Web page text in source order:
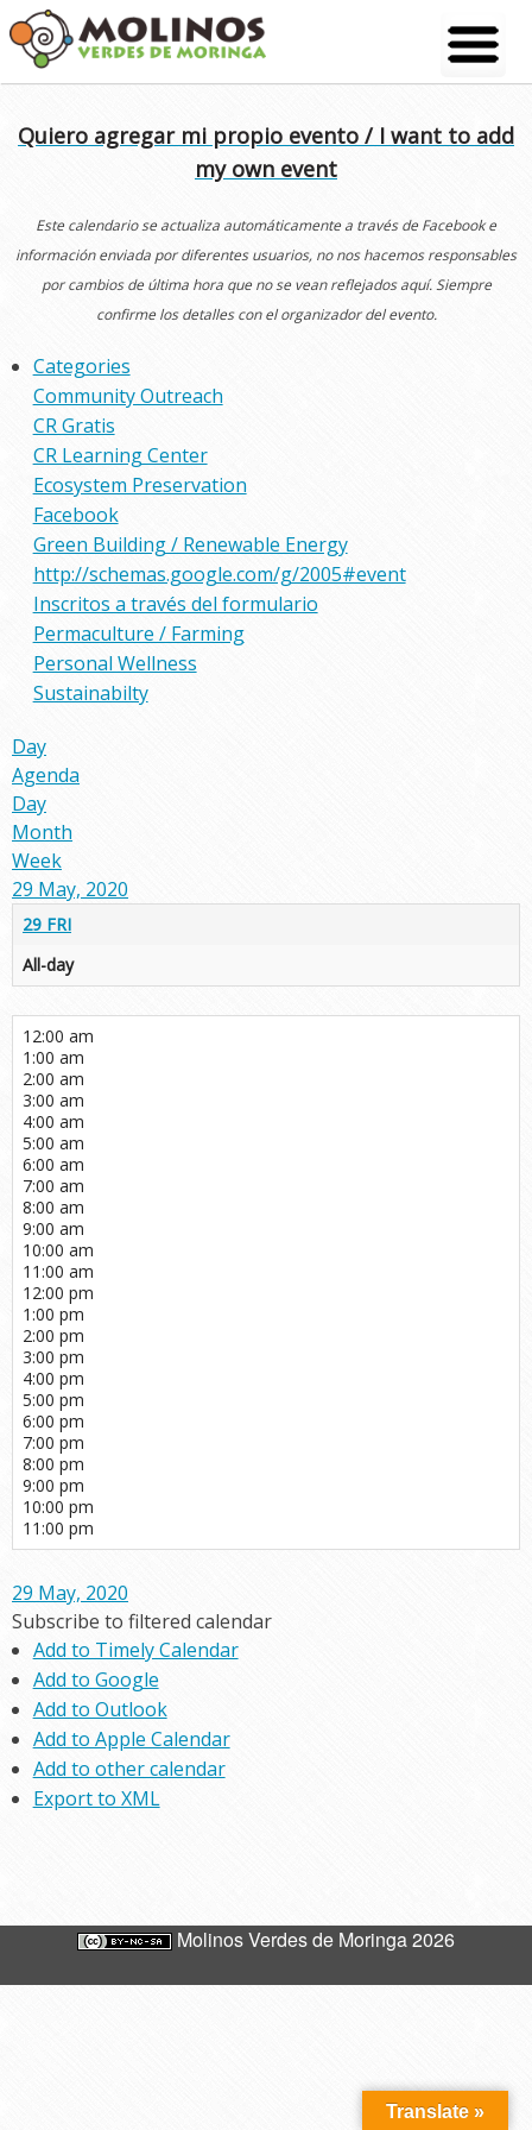
Skip
to
content
Quiero agregar mi propio evento / I want to add
my own event
Este calendario se actualiza automáticamente a través de Facebook e
información enviada por diferentes usuarios, no nos hacemos responsables
por cambios de última hora que no se vean reflejados aquí. Siempre
confirme los detalles con el organizador del evento.
Categories
Community Outreach
CR Gratis
CR Learning Center
Ecosystem Preservation
Facebook
Green Building / Renewable Energy
http://schemas.google.com/g/2005#event
Inscritos a través del formulario
Permaculture / Farming
Personal Wellness
Sustainabilty
Day
Agenda
Day
Month
Week
29 May, 2020
29 FRI
All-day
12:00 am
1:00 am
2:00 am
3:00 am
4:00 am
5:00 am
6:00 am
7:00 am
8:00 am
9:00 am
10:00 am
11:00 am
12:00 pm
1:00 pm
2:00 pm
3:00 pm
4:00 pm
5:00 pm
6:00 pm
7:00 pm
8:00 pm
9:00 pm
10:00 pm
11:00 pm
29 May, 2020
Subscribe to filtered calendar
Add to Timely Calendar
Add to Google
Add to Outlook
Add to Apple Calendar
Add to other calendar
Export to XML
Molinos Verdes de Moringa 2026
Translate »